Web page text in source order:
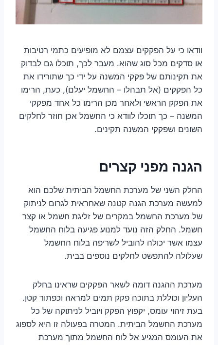
וודאו כי על הפקקים עצמם לא מופיעים כתמי רטיבות
או סדקים מכל סוג שהוא. מעבר לכך, תוכלו גם לבדוק
את תקינותם של פקקי המשנה על ידי כך שתורידו את
כל הפקקים (אל תבהלו – החשמל יעלם), כעת, הרימו
את הפקק הראשי ולאחר מכן הרימו כל אחד מפקקי
המשנה – כך תוכלו לוודא כי החשמל אכן חוזר לחלקים
השונים ושפקקי המשנה תקינים.
הגנה מפני קצרים
החלק השני של מערכת החשמל הביתית שלכם הוא
למעשה מערכת הגנה קטנה שאחראית לגרום לניתוק
של מערכת החשמל במקרים של זליגת חשמל או קצר
חשמל. החלק הזה נועד למנוע פגיעה בלוח החשמל
עצמו אשר יכולה להוביל לשריפה בלוח החשמל
שעלולה להתפשט לחלקים נוספים בבית.
מערכת ההגנה דומה לשאר הפקקים שראינו בחלק
העליון וכוללת בתוכה פקק תמים למראה וכפתור קטן.
בעת זיהוי עומס, יקפוץ הפקק ויוביל לניתוקה של כל
מערכת החשמל הביתית. המטרה בפעולה זו היא לספוג
את העומס המגיע אל לוח החשמל מתוך מערכת